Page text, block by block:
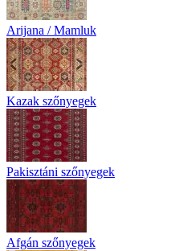
Arijana / Mamluk
Kazak szőnyegek
Pakisztáni szőnyegek
Afgán szőnyegek